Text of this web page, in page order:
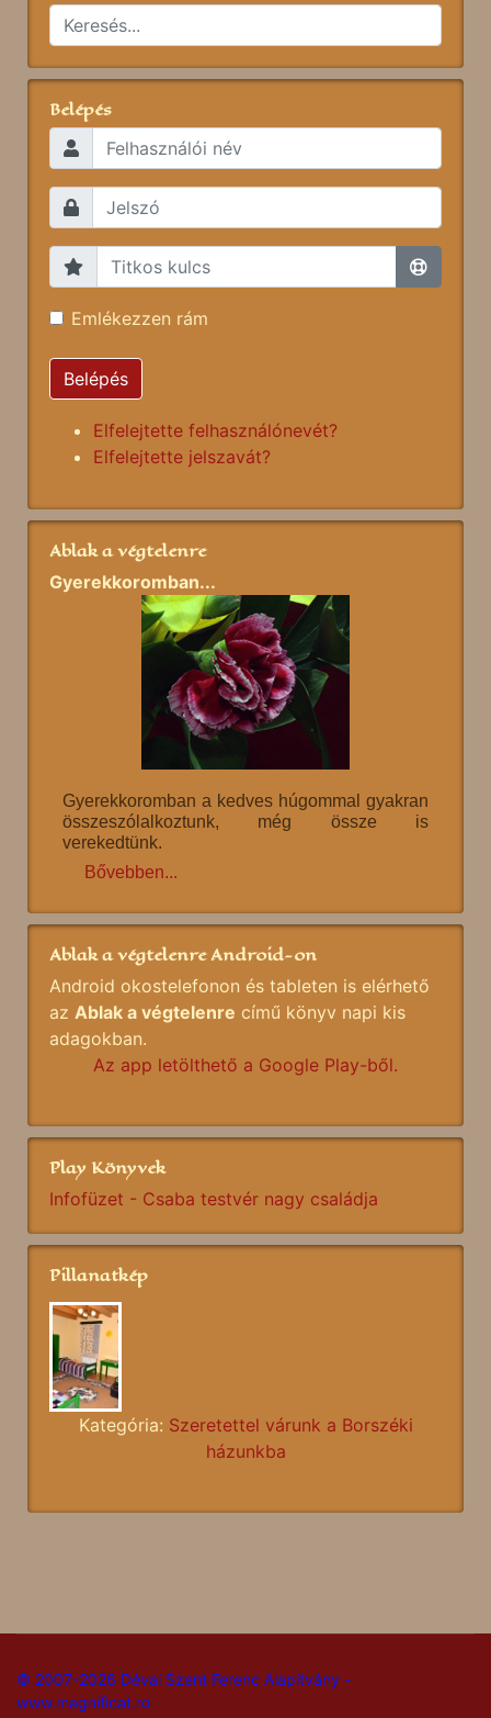
Belépés
Emlékezzen rám
Belépés
Elfelejtette felhasználónevét?
Elfelejtette jelszavát?
Ablak a végtelenre
Gyerekkoromban...
Gyerekkoromban a kedves húgommal gyakran
összeszólalkoztunk, még össze is
verekedtünk.
Bővebben...
Ablak a végtelenre Android-on
Android okostelefonon és tableten is elérhető
az Ablak a végtelenre című könyv napi kis
adagokban.
Az app letölthető a Google Play-ből.
Play Könyvek
Infofüzet - Csaba testvér nagy családja
Pillanatkép
Kategória: Szeretettel várunk a Borszéki
házunkba
© 2007-2026 Dévai Szent Ferenc Alapítvány -
www.magnificat.ro